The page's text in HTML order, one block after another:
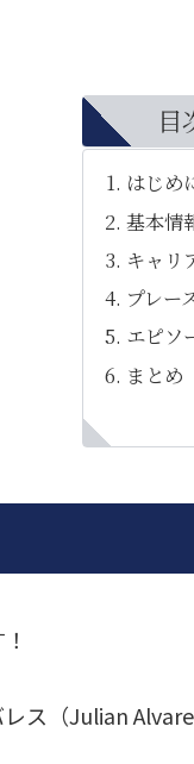
目
はじめ
基本情
キャリ
プレー
エピソ
まとめ
ス（Julian